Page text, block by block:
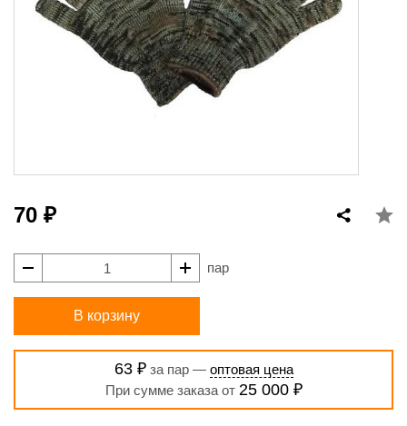
70 ₽
пар
В корзину
63 ₽за пар — оптовая цена
При сумме заказа от 25 000 ₽